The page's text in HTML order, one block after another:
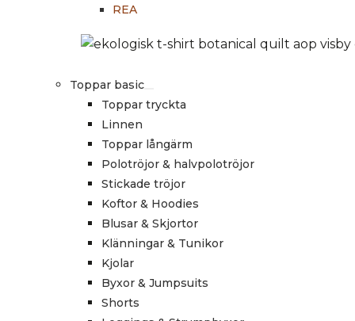
REA
Toppar basic
Toppar tryckta
Linnen
Toppar långärm
Polotröjor & halvpolotröjor
Stickade tröjor
Koftor & Hoodies
Blusar & Skjortor
Klänningar & Tunikor
Kjolar
Byxor & Jumpsuits
Shorts